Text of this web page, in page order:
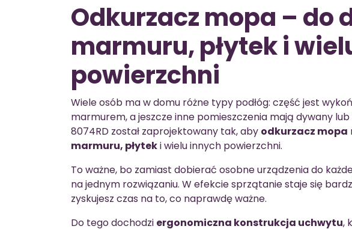
Odkurzacz mopa – do
marmuru, płytek i
powierzchni
Wiele osób ma w domu różne typy podłóg: część jest
marmurem, a jeszcze inne pomieszczenia mają dywany lub
8074RD został zaprojektowany tak, aby odkurzacz mopa
marmuru, płyteki wielu innych powierzchni.
To ważne, bo zamiast dobierać osobne urządzenia do
na jednym rozwiązaniu. W efekcie sprzątanie staje się
zyskujesz czas na to, co naprawdę ważne.
Do tego dochodzi ergonomiczna konstrukcja uchwytu,